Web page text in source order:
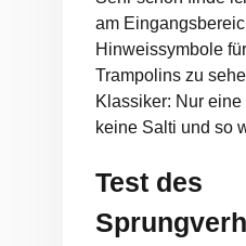
am
Hinweissymbole
Trampolins zu
Klassiker: Nur
keine Salti und so
Test des